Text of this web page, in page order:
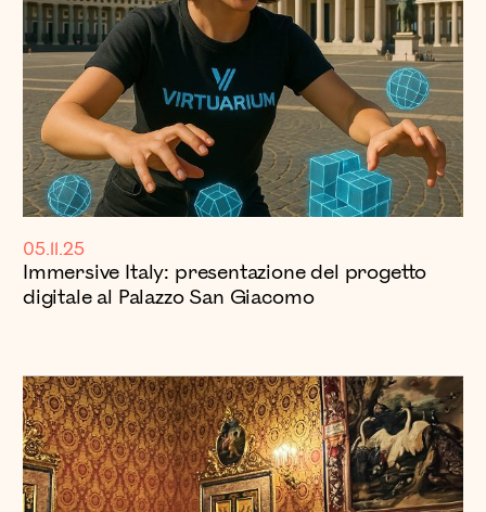
05.11.25
Immersive Italy: presentazione del progetto
digitale al Palazzo San Giacomo